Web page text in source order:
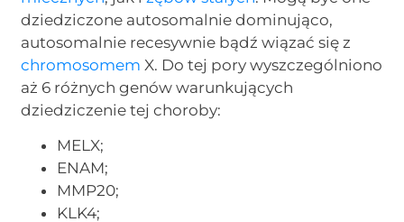
dziedziczone autosomalnie dominująco,
autosomalnie recesywnie bądź wiązać się z
chromosomem X. Do tej pory wyszczególniono
aż 6 różnych genów warunkujących
dziedziczenie tej choroby:
MELX;
ENAM;
MMP20;
KLK4;